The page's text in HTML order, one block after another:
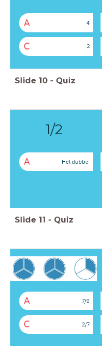
A 4
C 2
Slide 10 - Quiz
1/2
A Het dubbel
Slide 11 - Quiz
A 7/9
C 2/7